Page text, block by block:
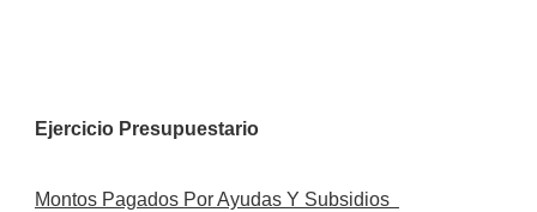
Ejercicio Presupuestario
Montos Pagados Por Ayudas Y Subsidios